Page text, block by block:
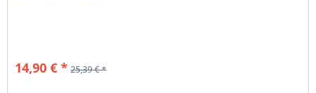
14,90 € * 25,39 € *